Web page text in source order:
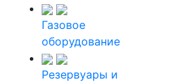
Газовое
оборудование
Резервуары и